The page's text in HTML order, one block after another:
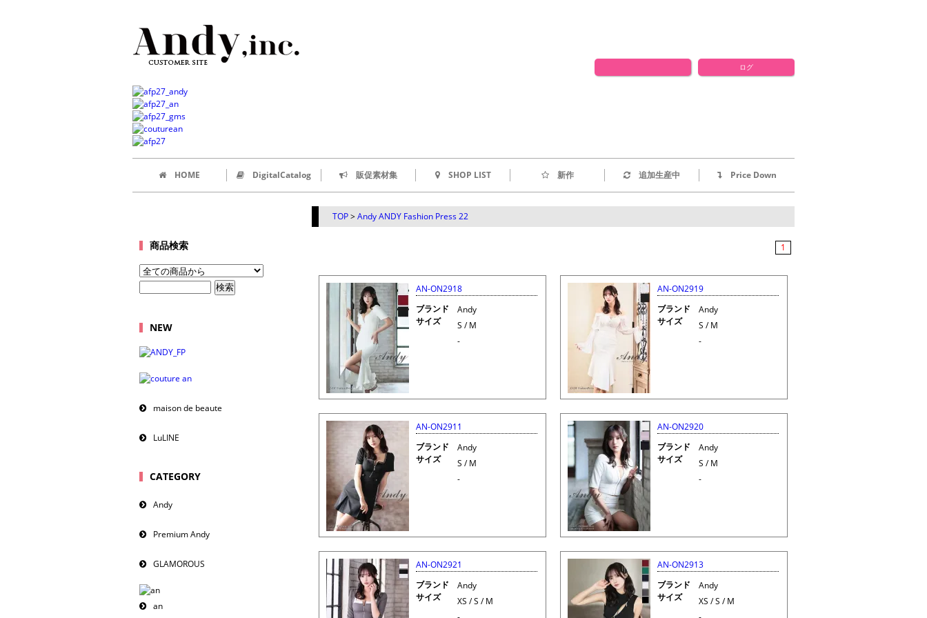
ログ
HOME DigitalCatalog 販促素材集 SHOP LIST 新作 追加生産中 Price Down
商品検索
NEW
maison de beaute
LuLINE
CATEGORY
Andy
Premium Andy
GLAMOROUS
an
TOP>Andy ANDY Fashion Press 22
1
Andy
S / M
-
AN-ON2918
ブランド
サイズ
Andy
S / M
-
AN-ON2919
ブランド
サイズ
Andy
S / M
-
AN-ON2911
ブランド
サイズ
Andy
S / M
-
AN-ON2920
ブランド
サイズ
Andy
XS / S / M
AN-ON2921
ブランド
サイズ
Andy
XS / S / M
AN-ON2913
ブランド
サイズ